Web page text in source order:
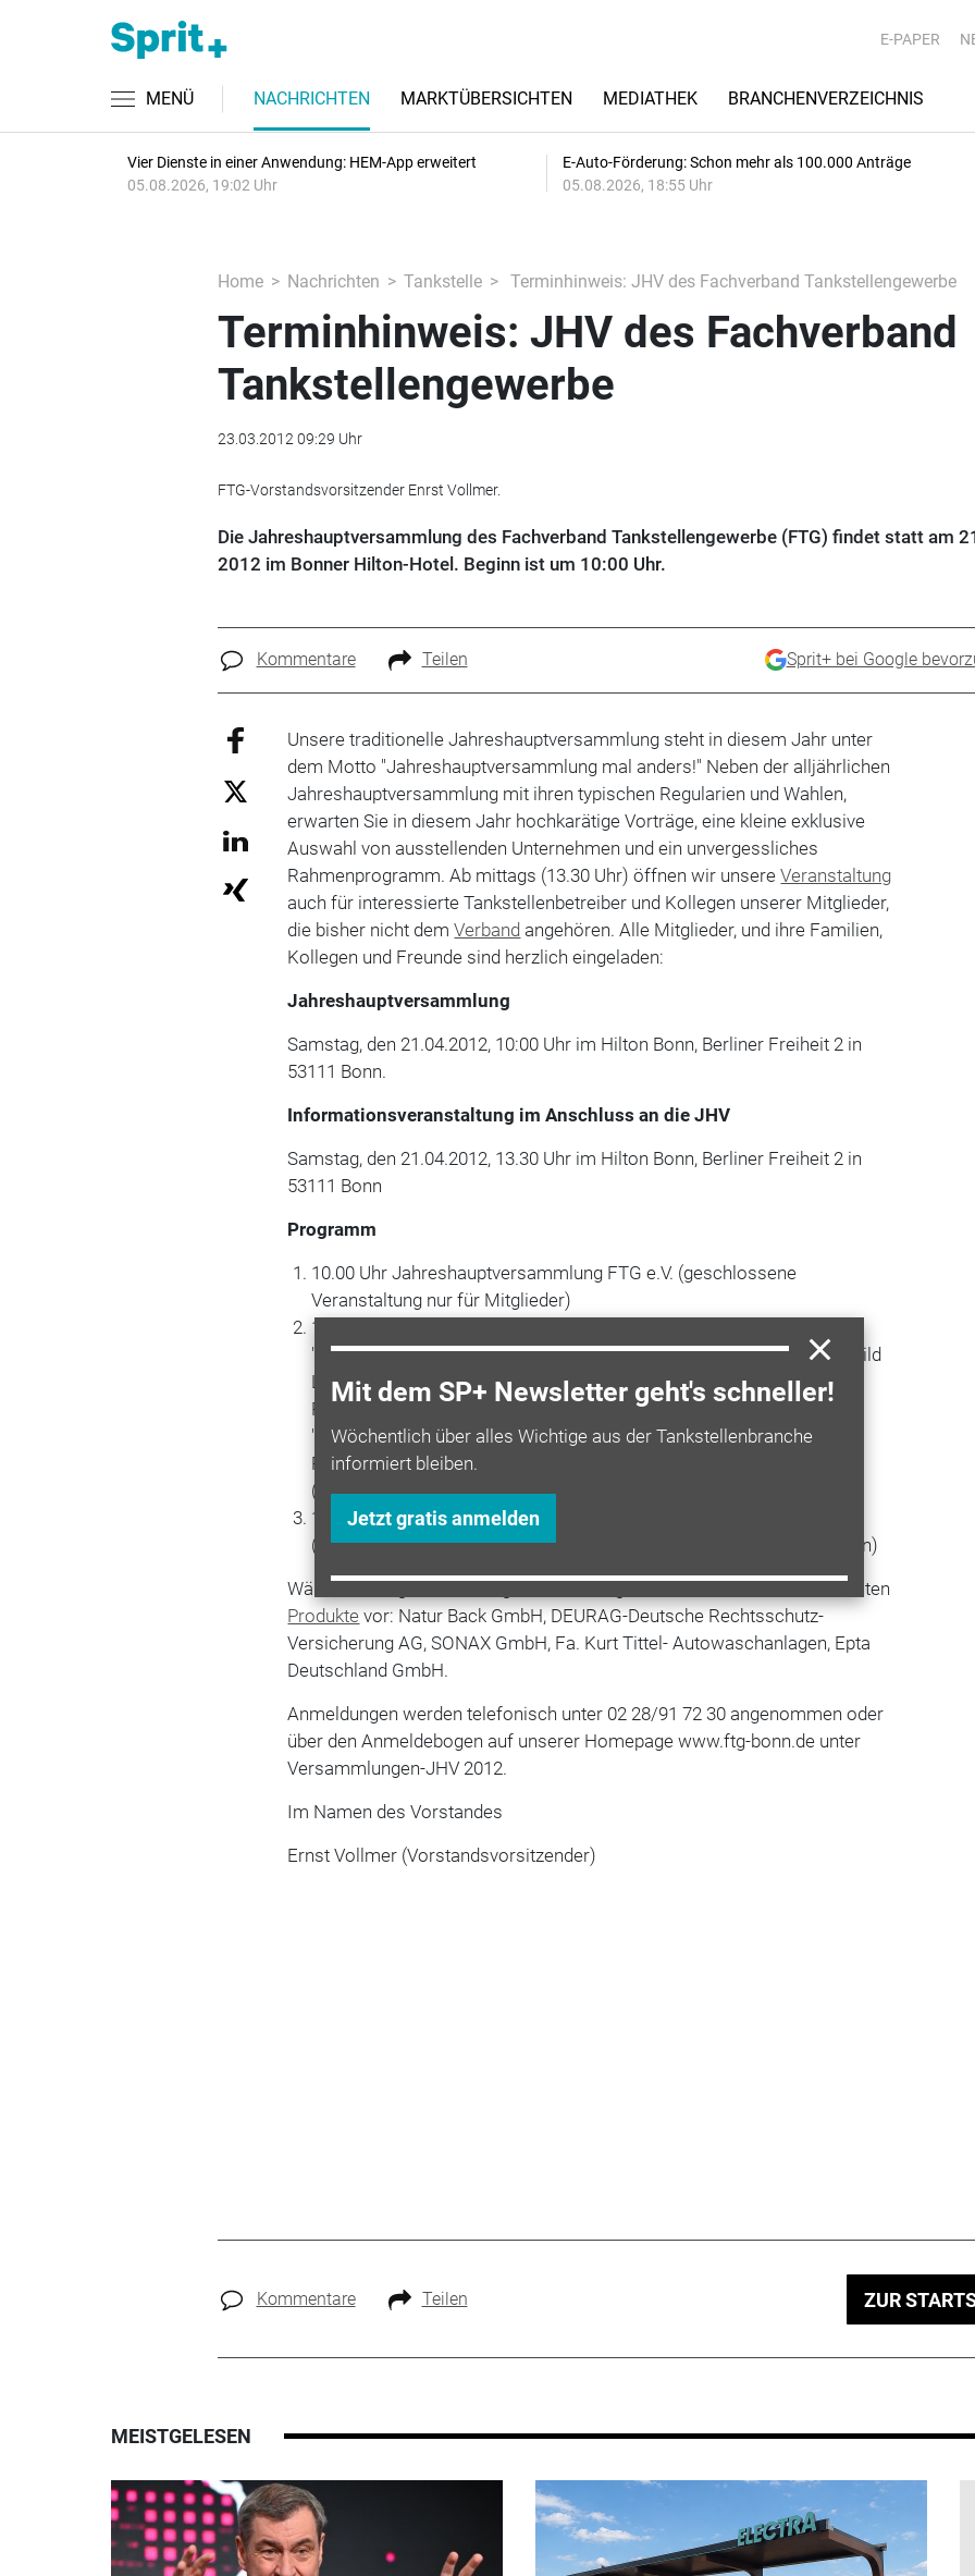
E-PAPER
MENÜ NACHRICHTEN MARKTÜBERSICHTEN MEDIATHEK BRANCHENVERZEICHNIS
Vier Dienste in einer Anwendung: HEM-App erweitert
05.08.2026, 19:02 Uhr
E-Auto-Förderung: Schon mehr als 100.000 Anträge
05.08.2026, 18:55 Uhr
Home Nachrichten Tankstelle Terminhinweis: JHV des Fachverband Tankstellengewerbe
Terminhinweis: JHV des Fachverband
Tankstellengewerbe
23.03.2012 09:29 Uhr
FTG-Vorstandsvorsitzender Enrst Vollmer.
Die Jahreshauptversammlung des Fachverband Tankstellengewerbe (FTG) findet statt am
2012 im Bonner Hilton-Hotel. Beginn ist um 10:00 Uhr.
Kommentare Teilen Sprit+ bei Google
Mit dem SP+ Newsletter geht's schneller!
Wöchentlich über alles Wichtige aus der Tankstellenbranche
informiert bleiben.
Jetzt gratis anmelden
Unsere traditionelle Jahreshauptversammlung steht in diesem Jahr unter
dem Motto "Jahreshauptversammlung mal anders!" Neben der alljährlichen
Jahreshauptversammlung mit ihren typischen Regularien und Wahlen,
erwarten Sie in diesem Jahr hochkarätige Vorträge, eine kleine exklusive
Auswahl von ausstellenden Unternehmen und ein unvergessliches
Rahmenprogramm. Ab mittags (13.30 Uhr) öffnen wir unsereVeranstaltung
auch für interessierte Tankstellenbetreiber und Kollegen unserer Mitglieder,
die bisher nicht demVerband angehören. Alle Mitglieder, und ihre Familien,
Kollegen und Freunde sind herzlich eingeladen:
Jahreshauptversammlung
Samstag, den 21.04.2012, 10:00 Uhr im Hilton Bonn, Berliner Freiheit 2 in
53111 Bonn.
Informationsveranstaltung im Anschluss an die JHV
Samstag, den 21.04.2012, 13.30 Uhr im Hilton Bonn, Berliner Freiheit 2 in
53111 Bonn
Programm
10.00 Uhr Jahreshauptversammlung FTG e.V. (geschlossene
Veranstaltung nur für Mitglieder)
13.30 Uhr Informationsveranstaltung mit folgenden Vorträgen:
"
Mitarbeiter-Führung – kleine Investition, große Wirkung!" (Mechtild
Laumen-Schiel (Dipl.Psych.), SCG SchielConsulting GmbH,
Prozesscoaching, Managementdiagnostik, Personalentwicklung),
"
Geschäftsplan - Theorie und Wirklichkeit" (Markus Pillok,
Rechtsanwalt, MKRG Köln),
(Hans Möller, Natur Back GmbH)
18.00 Uhr Rheinschifffahrt auf der "Godesia" mit Rheinischem Buffet
(gegen eine geringe Kostenbeteiligung in Höhe von 49,00 € pro Person)
Während des gesamten Tages stellen folgende Unternehmen ihre neuesten
Produktevor: Natur Back GmbH, DEURAG-Deutsche Rechtsschutz-
Versicherung AG, SONAX GmbH, Fa. Kurt Tittel- Autowaschanlagen, Epta
Deutschland GmbH.
Anmeldungen werden telefonisch unter 02 28/91 72 30 angenommen oder
über den Anmeldebogen auf unserer Homepagewww.ftg-bonn.de unter
Versammlungen-JHV 2012.
Im Namen des Vorstandes
Ernst Vollmer (Vorstandsvorsitzender)
Kommentare Teilen ZUR
MEISTGELESEN